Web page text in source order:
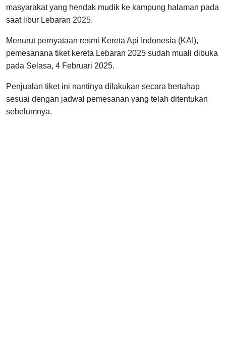
masyarakat yang hendak mudik ke kampung halaman pada
saat libur Lebaran 2025.
Menurut pernyataan resmi Kereta Api Indonesia (KAI),
pemesanana tiket kereta Lebaran 2025 sudah muali dibuka
pada Selasa, 4 Februari 2025.
Penjualan tiket ini nantinya dilakukan secara bertahap
sesuai dengan jadwal pemesanan yang telah ditentukan
sebelumnya.